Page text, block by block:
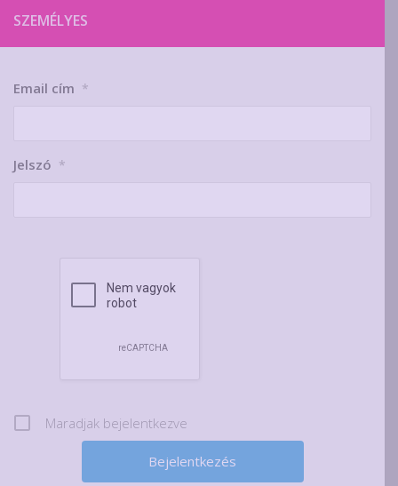
SZEMÉLYES
Email cím *
Jelszó *
Maradjak bejelentkezve